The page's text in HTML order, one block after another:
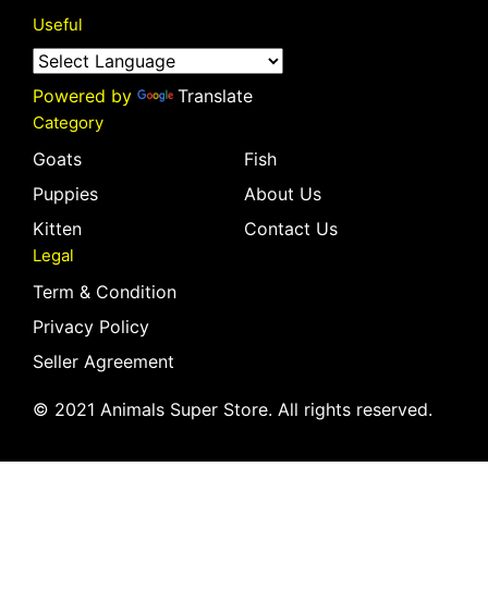
Useful
Powered by Translate
Category
Goats
Puppies
Kitten
Fish
About Us
Contact Us
Legal
Term & Condition
Privacy Policy
Seller Agreement
© 2021 Animals Super Store. All rights reserved.